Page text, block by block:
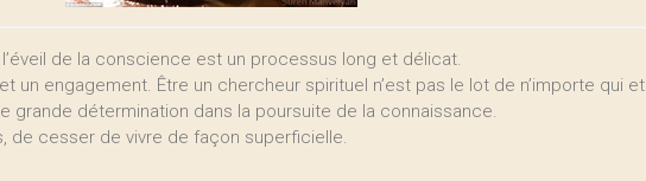
de la conscience est un processus long et délicat.
un engagement. Être un chercheur spirituel n’est pas le lot de n’importe qui et
grande détermination dans la poursuite de la connaissance.
de cesser de vivre de façon superficielle.